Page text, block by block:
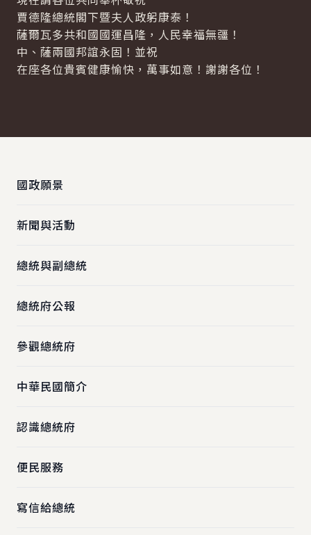
賈德隆總統閣下暨夫人政躬康泰！
薩爾瓦多共和國國運昌隆，人民幸福無疆！
中、薩兩國邦誼永固！並祝
在座各位貴賓健康愉快，萬事如意！謝謝各位！
國政願景
新聞與活動
總統與副總統
總統府公報
參觀總統府
中華民國簡介
認識總統府
便民服務
寫信給總統